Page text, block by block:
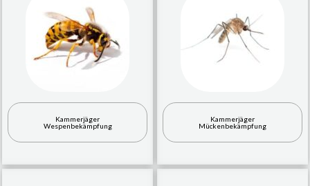
Kammerjäger
Wespenbekämpfung
Kammerjäger
Mückenbekämpfung